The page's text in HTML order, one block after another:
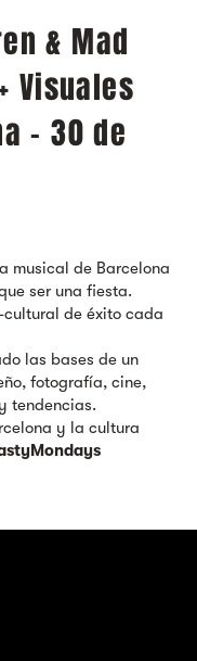
& Mad
Visuales
- 30 de
musical de Barcelona
ser una fiesta.
cultural de éxito cada
las bases de un
fotografía, cine,
tendencias.
y la cultura